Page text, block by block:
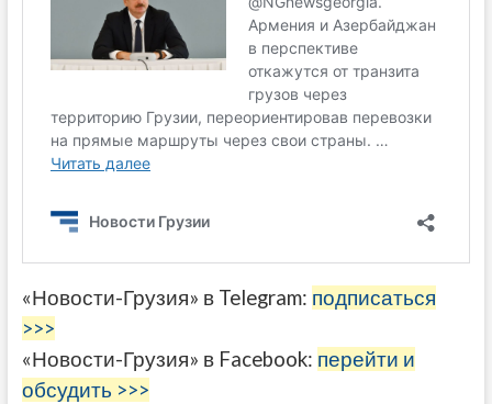
«Новости-Грузия» в Telegram: подписаться
>>>
«Новости-Грузия» в Facebook: перейти и
обсудить >>>